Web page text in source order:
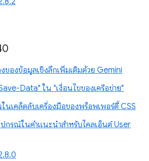
ของข้อมูลเชิงลึกเพิ่มเติมด้วย Gemini
Data" ใน "เงื่อนไขของเครือข่าย"
นเคล็ดลับเครื่องมือของพร็อพเพอร์ตี้ CSS
กรณ์ในคำแนะนำสำหรับไคลเอ็นต์ User